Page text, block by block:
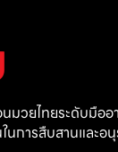
มวยไทยระดับมืออ
การสืบสานและอ